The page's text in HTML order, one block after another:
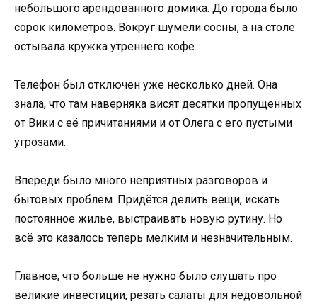
небольшого арендованного домика. До города было
сорок километров. Вокруг шумели сосны, а на столе
остывала кружка утреннего кофе.
Телефон был отключен уже несколько дней. Она
знала, что там наверняка висят десятки пропущенных
от Вики с её причитаниями и от Олега с его пустыми
угрозами.
Впереди было много неприятных разговоров и
бытовых проблем. Придётся делить вещи, искать
постоянное жилье, выстраивать новую рутину. Но
всё это казалось теперь мелким и незначительным.
Главное, что больше не нужно было слушать про
великие инвестиции, резать салаты для недовольной